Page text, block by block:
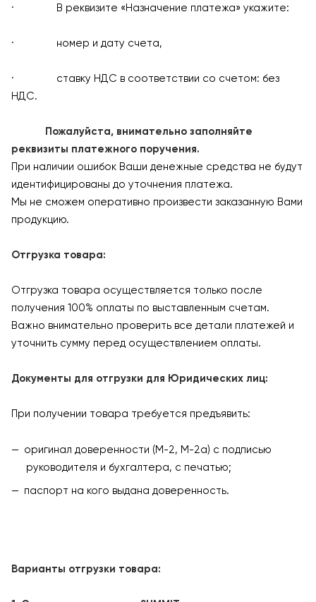
· В реквизите «Назначение платежа» укажите:
· номер и дату счета,
· ставку НДС в соответствии со счетом: без
НДС.
Пожалуйста, внимательно заполняйте
реквизиты платежного поручения.
При наличии ошибок Ваши денежные средства не будут
идентифицированы до уточнения платежа.
Мы не сможем оперативно произвести заказанную Вами
продукцию.
Отгрузка товара:
Отгрузка товара осуществляется только после
получения 100% оплаты по выставленным счетам.
Важно внимательно проверить все детали платежей и
уточнить сумму перед осуществлением оплаты.
Документы для отгрузки для Юридических лиц:
При получении товара требуется предъявить:
оригинал доверенности (М-2, М-2а) с подписью
руководителя и бухгалтера, с печатью;
паспорт на кого выдана доверенность.
Варианты отгрузки товара: